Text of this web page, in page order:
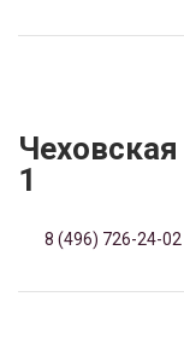
1
8 (496) 726-24-02